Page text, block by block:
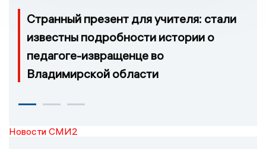
Странный презент для учителя: стали
известны подробности истории о
педагоге-извращенце во
Владимирской области
Новости СМИ2